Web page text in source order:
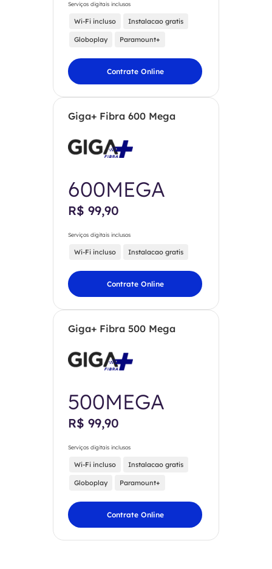
Serviços digitais inclusos
Wi-Fi incluso Instalacao gratis
Globoplay Paramount+
Contrate Online
Giga+ Fibra 600 Mega
600MEGA
R$ 99,90
Serviços digitais inclusos
Wi-Fi incluso Instalacao gratis
Contrate Online
Giga+ Fibra 500 Mega
500MEGA
R$ 99,90
Serviços digitais inclusos
Wi-Fi incluso Instalacao gratis
Globoplay Paramount+
Contrate Online